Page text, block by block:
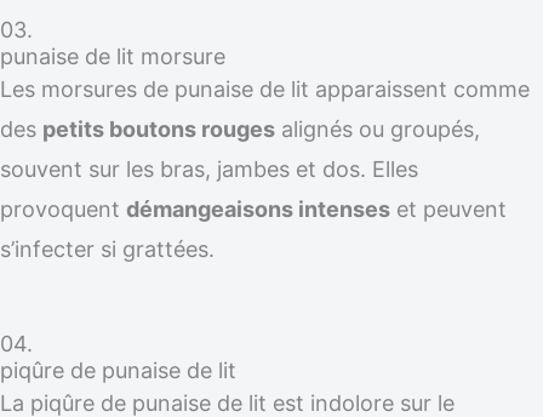
03.
punaise de lit morsure
Les morsures de punaise de lit apparaissent comme
des petits boutons rouges alignés ou groupés,
souvent sur les bras, jambes et dos. Elles
provoquent démangeaisons intenses et peuvent
s’infecter si grattées.
04.
piqûre de punaise de lit
La piqûre de punaise de lit est indolore sur le